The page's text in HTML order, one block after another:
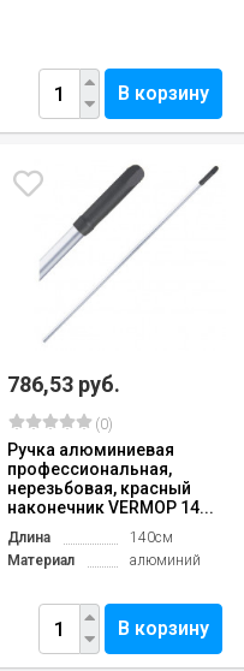
В корзину
786,53 руб.
(0)
Ручка алюминиевая
профессиональная,
нерезьбовая, красный
наконечник VERMOP 14...
Длина
140см
Материал
алюминий
В корзину